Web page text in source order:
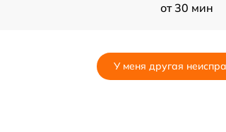
от 30 мин
У меня другая